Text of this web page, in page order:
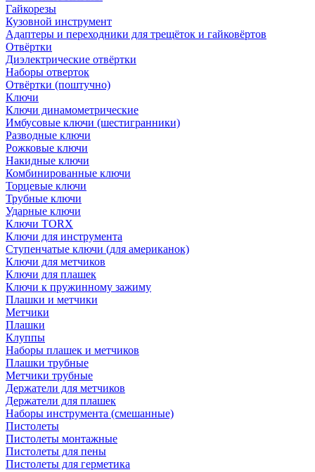
Гайкорезы
Кузовной инструмент
Адаптеры и переходники для трещёток и гайковёртов
Отвёртки
Диэлектрические отвёртки
Наборы отверток
Отвёртки (поштучно)
Ключи
Ключи динамометрические
Имбусовые ключи (шестигранники)
Разводные ключи
Рожковые ключи
Накидные ключи
Комбинированные ключи
Торцевые ключи
Трубные ключи
Ударные ключи
Ключи TORX
Ключи для инструмента
Ступенчатые ключи (для американок)
Ключи для метчиков
Ключи для плашек
Ключи к пружинному зажиму
Плашки и метчики
Метчики
Плашки
Клуппы
Наборы плашек и метчиков
Плашки трубные
Метчики трубные
Держатели для метчиков
Держатели для плашек
Наборы инструмента (смешанные)
Пистолеты
Пистолеты монтажные
Пистолеты для пены
Пистолеты для герметика